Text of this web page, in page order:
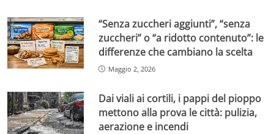
“Senza zuccheri aggiunti”, “senza
zuccheri” o “a ridotto contenuto”: le
differenze che cambiano la scelta
Maggio 2, 2026
Dai viali ai cortili, i pappi del pioppo
mettono alla prova le città: pulizia,
aerazione e incendi